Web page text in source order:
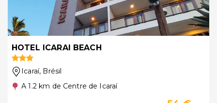
HOTEL ICARAI BEACH
Icaraí, Brésil
A 1.2 km de Centre de Icaraí